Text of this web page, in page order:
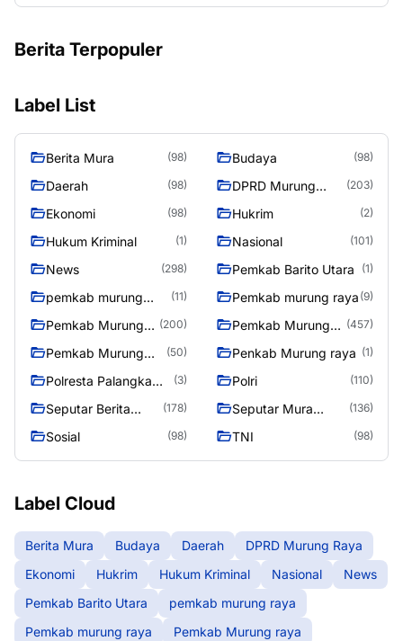
Berita Terpopuler
Label List
Berita Mura (98) Budaya (98)
Daerah (98)
DPRD Murung
(203)
Ekonomi (98) Hukrim (2)
Hukum Kriminal (1) Nasional (101)
News (298) Pemkab Barito Utara (1)
pemkab murung
(11) Pemkab murung raya (9)
Pemkab Murung
(200)
Pemkab Murung
(457)
Pemkab Murung
(50) Penkab Murung raya (1)
Polresta Palangka
(3) Polri (110)
Seputar Berita
(178)
Seputar Mura
(136)
Sosial (98) TNI (98)
Label Cloud
Berita Mura Budaya Daerah
DPRD Murung Raya
Ekonomi
Hukrim Hukum Kriminal Nasional
News
Pemkab Barito Utara
pemkab murung raya
Pemkab murung raya
Pemkab Murung raya